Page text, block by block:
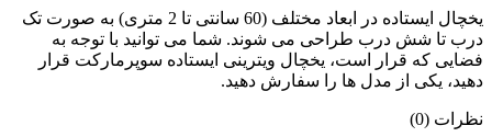
یخچال ایستاده در ابعاد مختلف (60 سانتی تا 2 متری) به صورت تک
درب تا شش درب طراحی می شوند. شما می توانید با توجه به
فضایی که قرار است، یخچال ویترینی ایستاده سوپرمارکت قرار
دهید، یکی از مدل ها را سفارش دهید.
نظرات (0)